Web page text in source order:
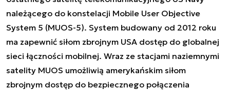
należącego do konstelacji Mobile User Objective
System 5 (MUOS-5). System budowany od 2012 roku
ma zapewnić siłom zbrojnym USA dostęp do globalnej
sieci łączności mobilnej. Wraz ze stacjami naziemnymi
satelity MUOS umożliwią amerykańskim siłom
zbrojnym dostęp do bezpiecznego połączenia